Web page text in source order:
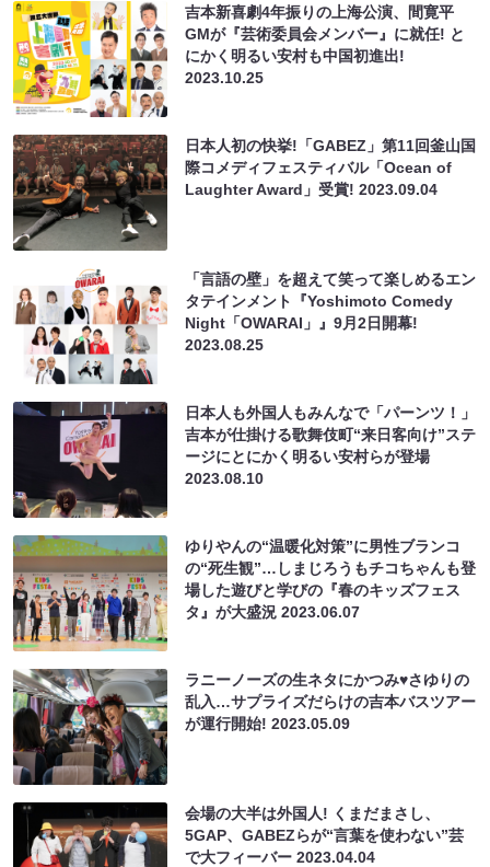
吉本新喜劇4年振りの上海公演、間寛平
GMが『芸術委員会メンバー』に就任! と
にかく明るい安村も中国初進出!
2023.10.25
日本人初の快挙!「GABEZ」第11回釜山国
際コメディフェスティバル「Ocean of
Laughter Award」受賞!2023.09.04
「言語の壁」を超えて笑って楽しめるエン
タテインメント『Yoshimoto Comedy
Night「OWARAI」』9月2日開幕!
2023.08.25
日本人も外国人もみんなで「パーンツ！」
吉本が仕掛ける歌舞伎町“来日客向け”ステ
ージにとにかく明るい安村らが登場
2023.08.10
ゆりやんの“温暖化対策”に男性ブランコ
の“死生観”…しまじろうもチコちゃんも登
場した遊びと学びの『春のキッズフェス
タ』が大盛況2023.06.07
ラニーノーズの生ネタにかつみ♥さゆりの
乱入…サプライズだらけの吉本バスツアー
が運行開始!2023.05.09
会場の大半は外国人! くまだまさし、
5GAP、GABEZらが“言葉を使わない”芸
で大フィーバー2023.04.04